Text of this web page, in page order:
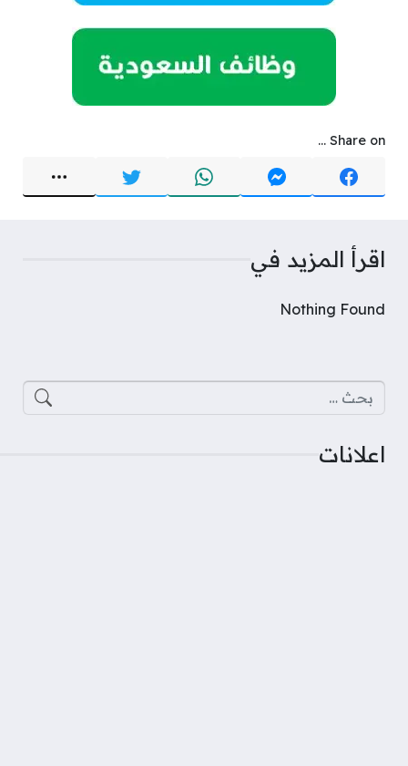
Share on ...
اقرأ المزيد في
Nothing Found
البحث عن:
اعلانات